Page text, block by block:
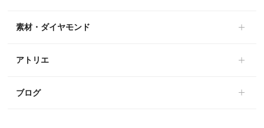
素材・ダイヤモンド
アトリエ
ブログ